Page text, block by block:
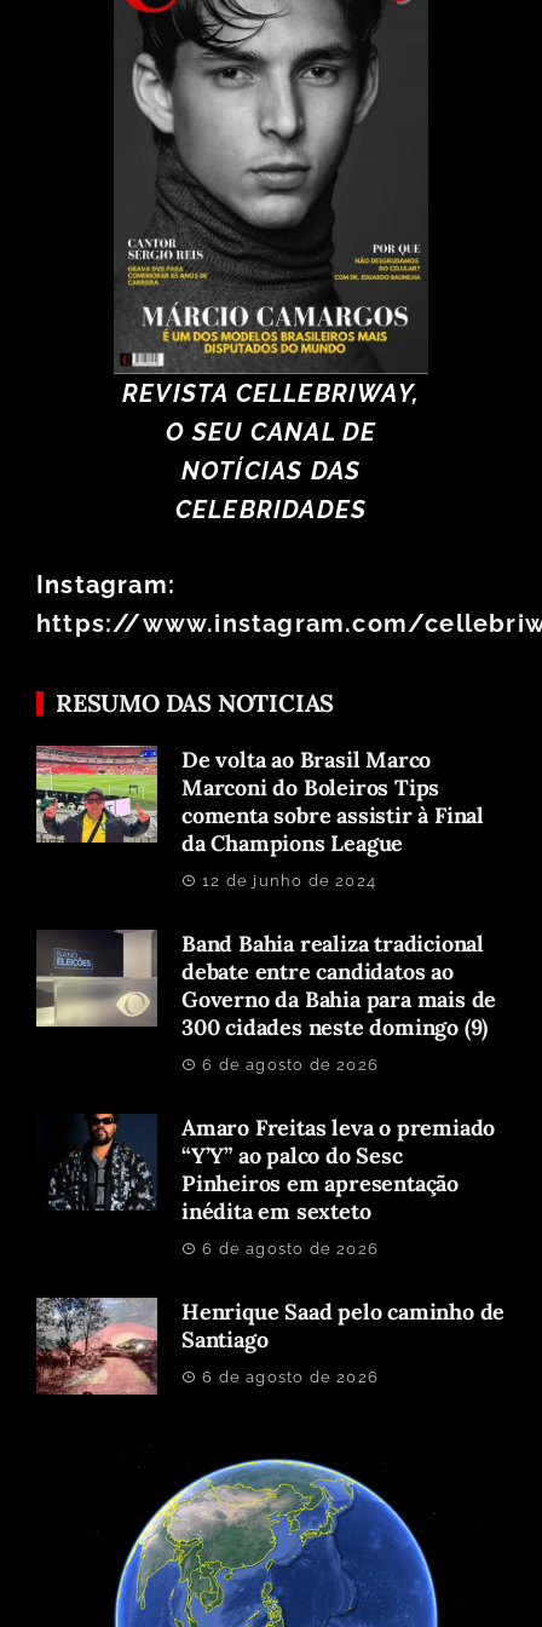
REVISTA CELLEBRIWAY,
O SEU CANAL DE
NOTÍCIAS DAS
CELEBRIDADES
Instagram:
https://www.instagram.com/
RESUMO DAS NOTICIAS
De volta ao Brasil Marco
Marconi do Boleiros Tips
comenta sobre assistir à Final
da Champions League
12 de junho de 2024
Band Bahia realiza tradicional
debate entre candidatos ao
Governo da Bahia para mais de
300 cidades neste domingo (9)
6 de agosto de 2026
Amaro Freitas leva o premiado
“Y’Y” ao palco do Sesc
Pinheiros em apresentação
inédita em sexteto
6 de agosto de 2026
Henrique Saad pelo caminho de
Santiago
6 de agosto de 2026